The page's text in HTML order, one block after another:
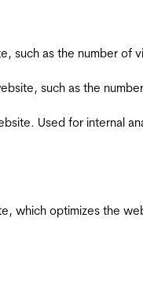
such as the number
such as the
Used for internal
which optimizes the